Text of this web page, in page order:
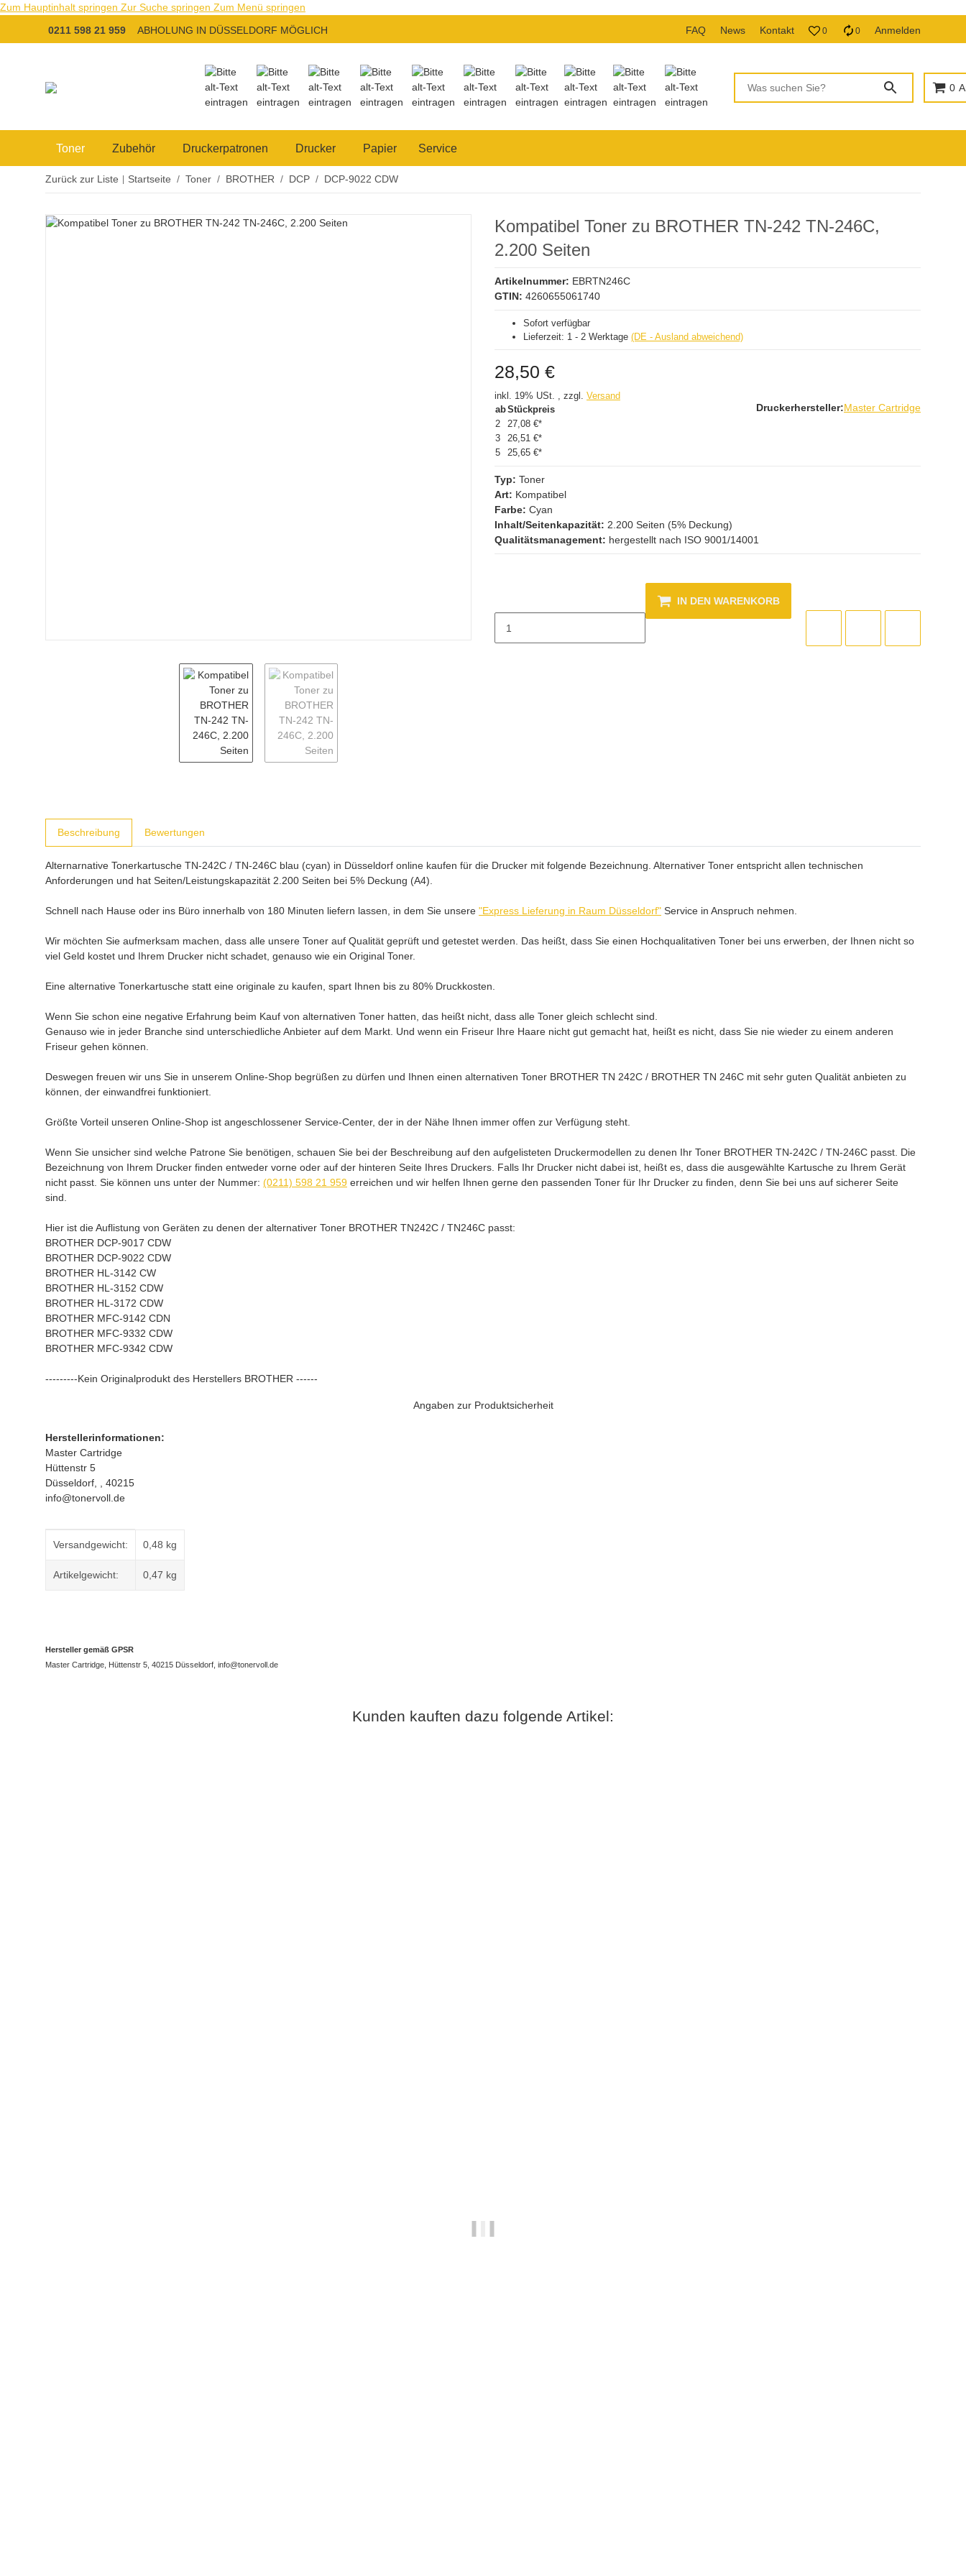
Zum Hauptinhalt springen Zur Suche springen Zum Menü springen
0211 598 21 959
ABHOLUNG IN DÜSSELDORF MÖGLICH FAQ News Kontakt 0 0 Anmelden
0
Toner Zubehör Druckerpatronen Drucker Papier Service
Zurück zur Liste Startseite Toner BROTHER DCP DCP-9022 CDW
Kompatibel Toner zu BROTHER TN-242 TN-246C,
2.200 Seiten
Artikelnummer: EBRTN246C
GTIN: 4260655061740
Sofort verfügbar
Lieferzeit: 1 - 2 Werktage (DE - Ausland abweichend)
28,50 €
inkl. 19% USt. , zzgl. Versand
abStückpreis
2
27,08 €*
3
26,51 €*
5
25,65 €*
Druckerhersteller:Master Cartridge
Typ: Toner
Art: Kompatibel
Farbe: Cyan
Inhalt/Seitenkapazität: 2.200 Seiten (5% Deckung)
Qualitätsmanagement: hergestellt nach ISO 9001/14001
IN DEN WARENKORB
Beschreibung Bewertungen
Alternarnative Tonerkartusche TN-242C / TN-246C blau (cyan) in Düsseldorf online kaufen für die Drucker mit folgende Bezeichnung. Alternativer Toner entspricht allen technischen
Anforderungen und hat Seiten/Leistungskapazität 2.200 Seiten bei 5% Deckung (A4).
Schnell nach Hause oder ins Büro innerhalb von 180 Minuten liefern lassen, in dem Sie unsere "Express Lieferung in Raum Düsseldorf" Service in Anspruch nehmen.
Wir möchten Sie aufmerksam machen, dass alle unsere Toner auf Qualität geprüft und getestet werden. Das heißt, dass Sie einen Hochqualitativen Toner bei uns erwerben, der Ihnen nicht so
viel Geld kostet und Ihrem Drucker nicht schadet, genauso wie ein Original Toner.
Eine alternative Tonerkartusche statt eine originale zu kaufen, spart Ihnen bis zu 80% Druckkosten.
Wenn Sie schon eine negative Erfahrung beim Kauf von alternativen Toner hatten, das heißt nicht, dass alle Toner gleich schlecht sind.
Genauso wie in jeder Branche sind unterschiedliche Anbieter auf dem Markt. Und wenn ein Friseur Ihre Haare nicht gut gemacht hat, heißt es nicht, dass Sie nie wieder zu einem anderen
Friseur gehen können.
Deswegen freuen wir uns Sie in unserem Online-Shop begrüßen zu dürfen und Ihnen einen alternativen Toner BROTHER TN 242C / BROTHER TN 246C mit sehr guten Qualität anbieten zu
können, der einwandfrei funktioniert.
Größte Vorteil unseren Online-Shop ist angeschlossener Service-Center, der in der Nähe Ihnen immer offen zur Verfügung steht.
Wenn Sie unsicher sind welche Patrone Sie benötigen, schauen Sie bei der Beschreibung auf den aufgelisteten Druckermodellen zu denen Ihr Toner BROTHER TN-242C / TN-246C passt. Die
Bezeichnung von Ihrem Drucker finden entweder vorne oder auf der hinteren Seite Ihres Druckers. Falls Ihr Drucker nicht dabei ist, heißt es, dass die ausgewählte Kartusche zu Ihrem Gerät
nicht passt. Sie können uns unter der Nummer: (0211) 598 21 959 erreichen und wir helfen Ihnen gerne den passenden Toner für Ihr Drucker zu finden, denn Sie bei uns auf sicherer Seite
sind.
Hier ist die Auflistung von Geräten zu denen der alternativer Toner BROTHER TN242C / TN246C passt:
BROTHER DCP-9017 CDW
BROTHER DCP-9022 CDW
BROTHER HL-3142 CW
BROTHER HL-3152 CDW
BROTHER HL-3172 CDW
BROTHER MFC-9142 CDN
BROTHER MFC-9332 CDW
BROTHER MFC-9342 CDW
---------Kein Originalprodukt des Herstellers BROTHER ------
Angaben zur Produktsicherheit
Herstellerinformationen:
Master Cartridge
Hüttenstr 5
Düsseldorf, , 40215
info@tonervoll.de
Versandgewicht: 0,48 kg
Artikelgewicht: 0,47 kg
Hersteller gemäß GPSR
Master Cartridge, Hüttenstr 5, 40215 Düsseldorf, info@tonervoll.de
Kunden kauften dazu folgende Artikel: